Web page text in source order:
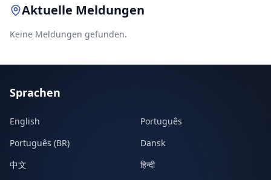
Aktuelle Meldungen
Keine Meldungen gefunden.
Sprachen
English
Português
Português (BR)
Dansk
中文
हिन्दी